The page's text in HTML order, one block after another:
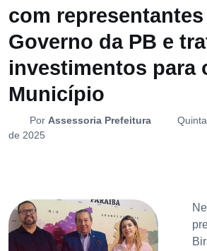
com
Governo da PB e
investimentos para
Município
Por Assessoria Prefeitura
de 2025